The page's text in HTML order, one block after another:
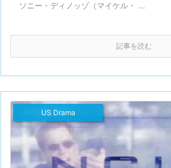
ソニー・ディノッゾ（マイケル・ ...
記事を読む
US Drama